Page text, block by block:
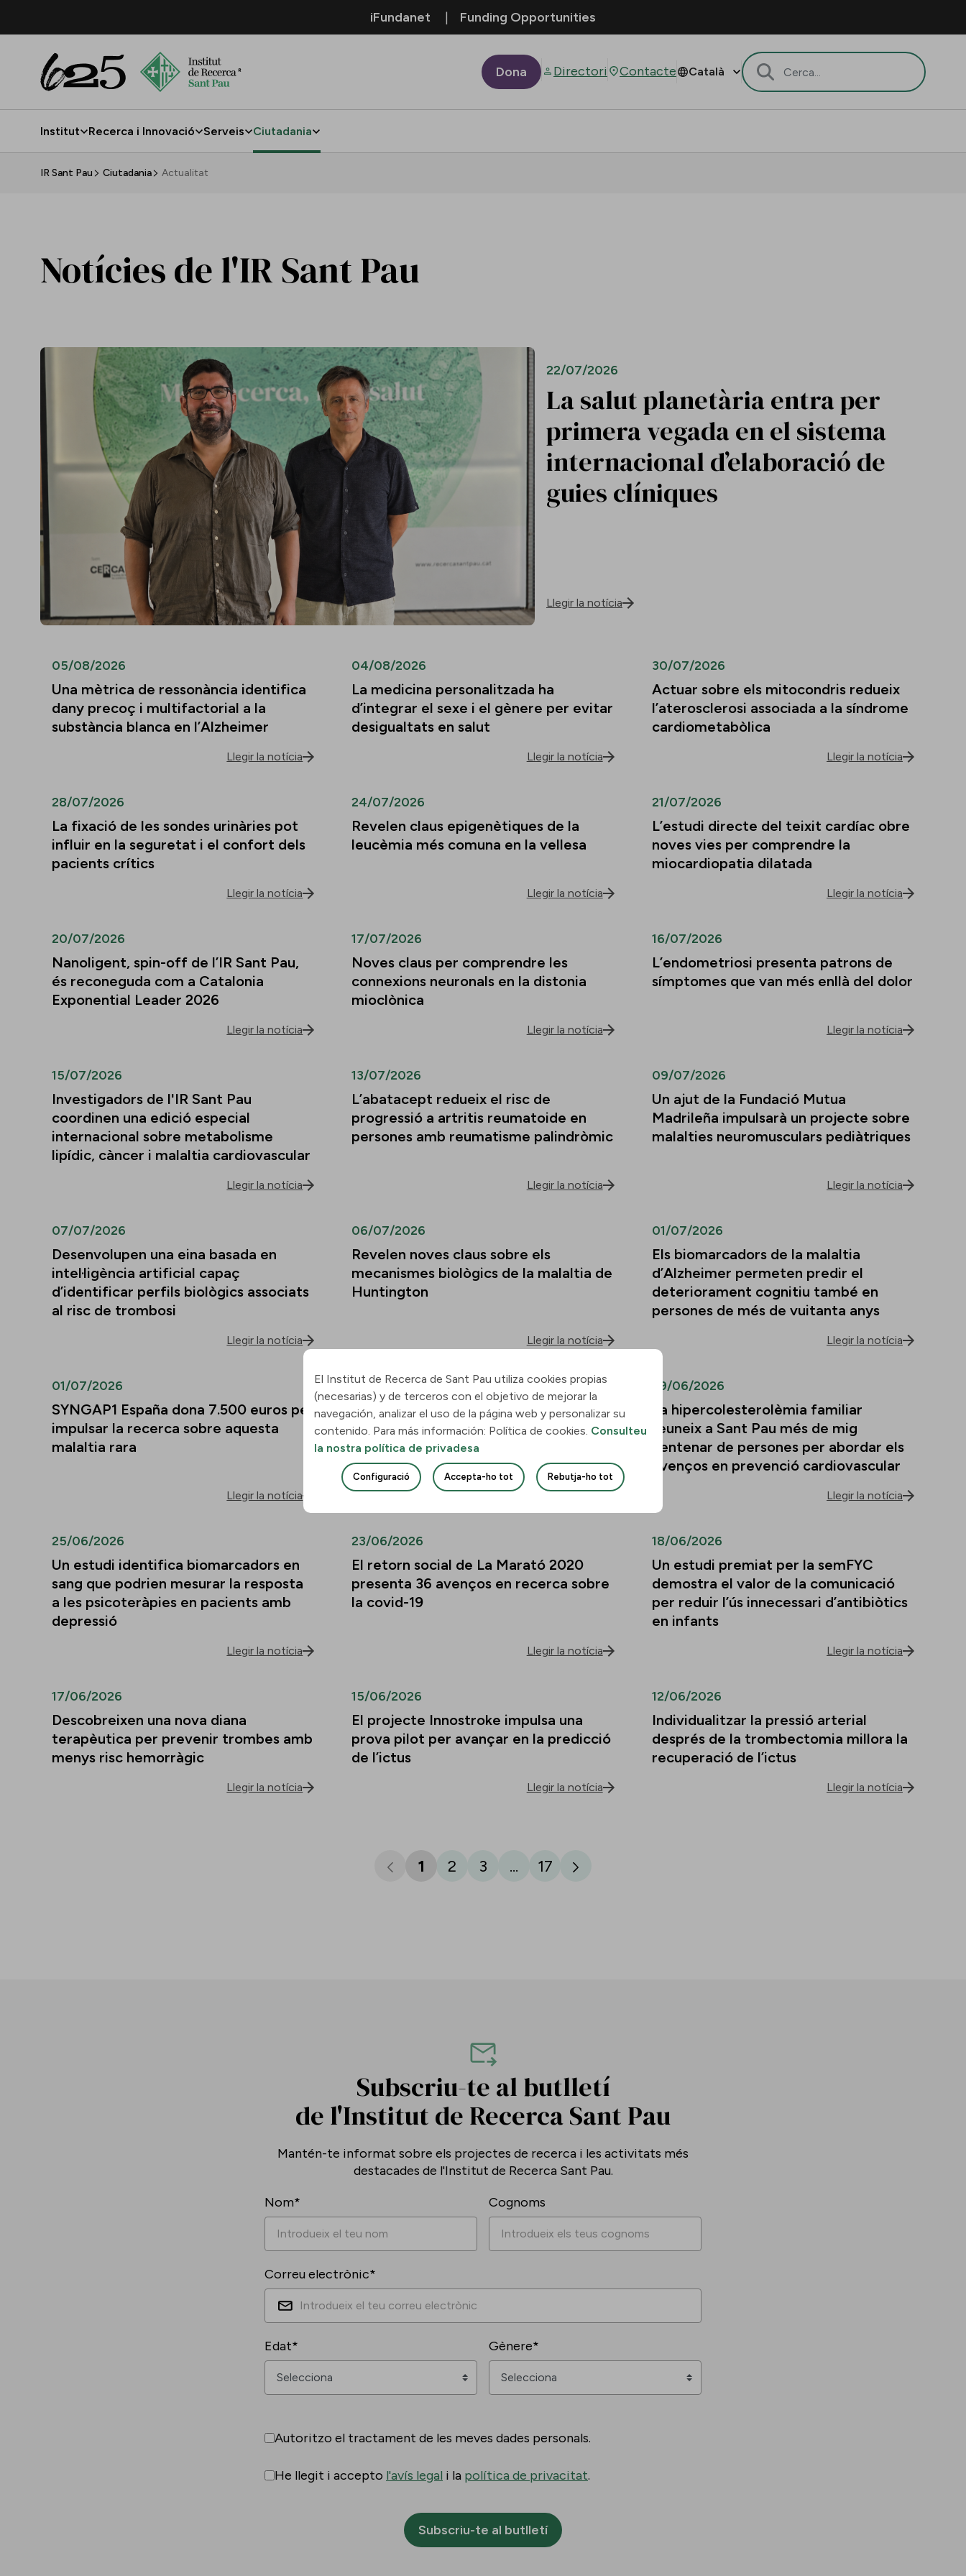
iFundanet Funding Opportunities
Dona Directori Contacte
Institut Recerca i Innovació Serveis Ciutadania
IR Sant Pau Ciutadania Actualitat
Notícies de l'IR Sant Pau
22/07/2026
La salut planetària entra per
primera vegada en el sistema
internacional d’elaboració de
guies clíniques
Llegir la notícia
05/08/2026
Una mètrica de ressonància identifica
dany precoç i multifactorial a la
substància blanca en l’Alzheimer
Llegir la notícia
04/08/2026
La medicina personalitzada ha
d’integrar el sexe i el gènere per evitar
desigualtats en salut
Llegir la notícia
30/07/2026
Actuar sobre els mitocondris redueix
l’aterosclerosi associada a la síndrome
cardiometabòlica
Llegir la notícia
28/07/2026
La fixació de les sondes urinàries pot
influir en la seguretat i el confort dels
pacients crítics
Llegir la notícia
24/07/2026
Revelen claus epigenètiques de la
leucèmia més comuna en la vellesa
Llegir la notícia
21/07/2026
L’estudi directe del teixit cardíac obre
noves vies per comprendre la
miocardiopatia dilatada
Llegir la notícia
20/07/2026
Nanoligent, spin-off de l’IR Sant Pau,
és reconeguda com a Catalonia
Exponential Leader 2026
Llegir la notícia
17/07/2026
Noves claus per comprendre les
connexions neuronals en la distonia
mioclònica
Llegir la notícia
16/07/2026
L’endometriosi presenta patrons de
símptomes que van més enllà del dolor
Llegir la notícia
15/07/2026
Investigadors de l'IR Sant Pau
coordinen una edició especial
internacional sobre metabolisme
lipídic, càncer i malaltia cardiovascular
Llegir la notícia
13/07/2026
L’abatacept redueix el risc de
progressió a artritis reumatoide en
persones amb reumatisme palindròmic
Llegir la notícia
09/07/2026
Un ajut de la Fundació Mutua
Madrileña impulsarà un projecte sobre
malalties neuromusculars pediàtriques
Llegir la notícia
07/07/2026
Desenvolupen una eina basada en
intel·ligència artificial capaç
d’identificar perfils biològics associats
al risc de trombosi
Llegir la notícia
06/07/2026
Revelen noves claus sobre els
mecanismes biològics de la malaltia de
Huntington
Llegir la notícia
01/07/2026
Els biomarcadors de la malaltia
d’Alzheimer permeten predir el
deteriorament cognitiu també en
persones de més de vuitanta anys
Llegir la notícia
01/07/2026
SYNGAP1 España dona 7.500 euros per
impulsar la recerca sobre aquesta
malaltia rara
Llegir la notícia
30/06/2026
Descobreixen com la leucèmia
mieloide aguda envaeix el pulmó i
quines vies podrien frenar-ne la
infiltració
Llegir la notícia
29/06/2026
La hipercolesterolèmia familiar
reuneix a Sant Pau més de mig
centenar de persones per abordar els
avenços en prevenció cardiovascular
Llegir la notícia
25/06/2026
Un estudi identifica biomarcadors en
sang que podrien mesurar la resposta
a les psicoteràpies en pacients amb
depressió
Llegir la notícia
23/06/2026
El retorn social de La Marató 2020
presenta 36 avenços en recerca sobre
la covid-19
Llegir la notícia
18/06/2026
Un estudi premiat per la semFYC
demostra el valor de la comunicació
per reduir l’ús innecessari d’antibiòtics
en infants
Llegir la notícia
17/06/2026
Descobreixen una nova diana
terapèutica per prevenir trombes amb
menys risc hemorràgic
Llegir la notícia
15/06/2026
El projecte Innostroke impulsa una
prova pilot per avançar en la predicció
de l’ictus
Llegir la notícia
12/06/2026
Individualitzar la pressió arterial
després de la trombectomia millora la
recuperació de l’ictus
Llegir la notícia
1 2 3 ... 17
Subscriu-te al butlletí
de l'Institut de Recerca Sant Pau
Mantén-te informat sobre els projectes de recerca i les activitats més
destacades de l'Institut de Recerca Sant Pau.
Nom*
Cognoms
Correu electrònic*
Edat* Gènere*
Autoritzo el tractament de les meves dades personals.
He llegit i accepto l'avís legal i la política de privacitat.
Subscriu-te al butlletí
El Institut de Recerca de Sant Pau utiliza cookies propias
(necesarias) y de terceros con el objetivo de mejorar la
navegación, analizar el uso de la página web y personalizar su
contenido. Para más información: Política de cookies. Consulteu
la nostra política de privadesa
Configuració Accepta-ho tot Rebutja-ho tot